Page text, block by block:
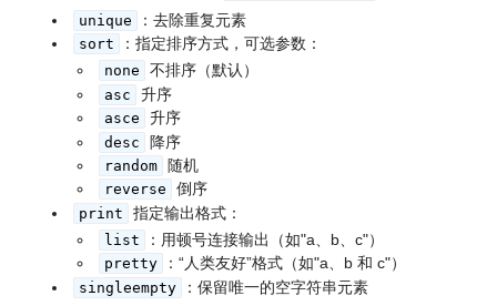
unique ：去除重复元素
sort ：指定排序方式，可选参数：
none 不排序（默认）
asc 升序
asce 升序
desc 降序
random 随机
reverse 倒序
print 指定输出格式：
list ：用顿号连接输出（如"a、b、c"）
pretty ：“人类友好”格式（如"a、b 和 c"）
singleempty ：保留唯一的空字符串元素